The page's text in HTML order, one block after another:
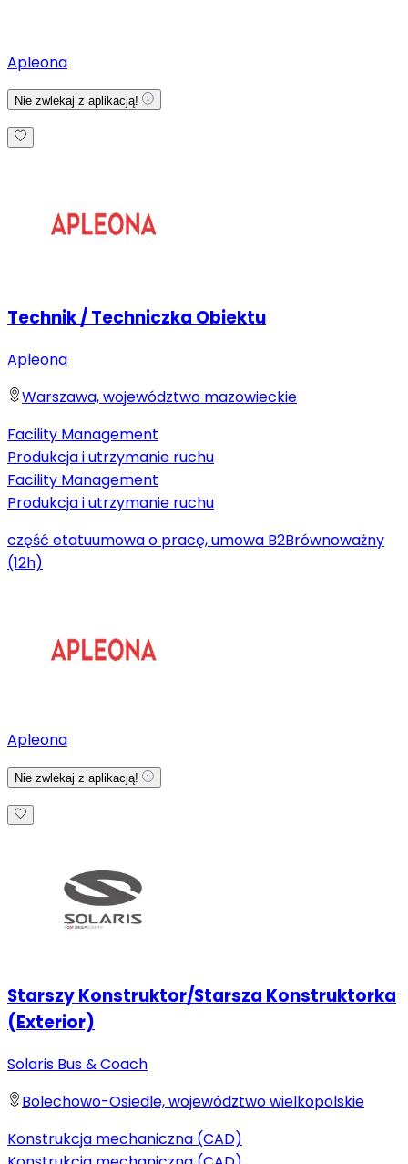
Apleona
Nie zwlekaj z aplikacją!
Technik / Techniczka Obiektu
Apleona
Warszawa, województwo mazowieckie
Facility Management
Produkcja i utrzymanie ruchu
Facility Management
Produkcja i utrzymanie ruchu
część etatuumowa o pracę, umowa B2Brównoważny
(12h)
Apleona
Nie zwlekaj z aplikacją!
Starszy Konstruktor/Starsza Konstruktorka
(Exterior)
Solaris Bus & Coach
Bolechowo-Osiedle, województwo wielkopolskie
Konstrukcja mechaniczna (CAD)